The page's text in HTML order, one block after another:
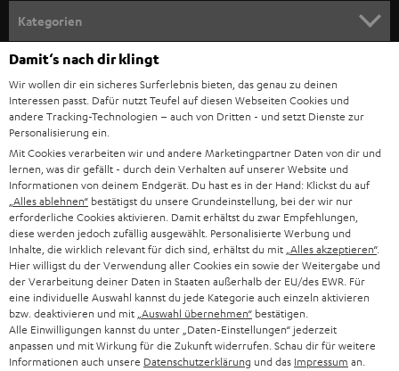
n
m
e
l
d
u
n
g
Kategorien
HEIMKINO
HEIMKINO-KOMPLETTANLAGEN
SOUNDBARS
STEREO
SMART HOME
BLUETOOTH-LAUTSPRECHER
KOPFHÖRER
BLUETOOTH-KOPFHÖRER
Unternehmen
SUPPORT
KARRIERE
PRESSE & MARKETING
GESCHÄFTSKUNDEN
PARTNERPROGRAMM
BLOG
NEWSLETTER
Teufel Onlineshops
DEUTSCHLAND
ÖSTERREICH
SCHWEIZ
NIEDERLANDE
Damit‘s nach dir klingt
Wir wollen dir ein sicheres Surferlebnis bieten, das genau zu deinen
Interessen passt. Dafür nutzt Teufel auf diesen Webseiten Cookies und
andere Tracking-Technologien – auch von Dritten - und setzt Dienste zur
Personalisierung ein.
Mit Cookies verarbeiten wir und andere Marketingpartner Daten von dir und
lernen, was dir gefällt - durch dein Verhalten auf unserer Website und
Informationen von deinem Endgerät. Du hast es in der Hand: Klickst du auf
„Alles ablehnen“ bestätigst du unsere Grundeinstellung, bei der wir nur
erforderliche Cookies aktivieren. Damit erhältst du zwar Empfehlungen,
diese werden jedoch zufällig ausgewählt. Personalisierte Werbung und
Inhalte, die wirklich relevant für dich sind, erhältst du mit „Alles akzeptieren“.
Hier willigst du der Verwendung aller Cookies ein sowie der Weitergabe und
der Verarbeitung deiner Daten in Staaten außerhalb der EU/des EWR. Für
eine individuelle Auswahl kannst du jede Kategorie auch einzeln aktivieren
bzw. deaktivieren und mit „Auswahl übernehmen“ bestätigen.
Alle Einwilligungen kannst du unter „Daten-Einstellungen“ jederzeit
anpassen und mit Wirkung für die Zukunft widerrufen. Schau dir für weitere
Informationen auch unsere Datenschutzerklärung und das Impressum an.